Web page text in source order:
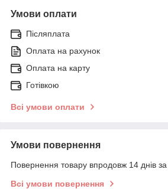
Умови оплати
Післяплата
Оплата на рахунок
Оплата на карту
Готівкою
Всі умови оплати
Умови повернення
Повернення товару впродовж 14 днів
Всі умови повернення